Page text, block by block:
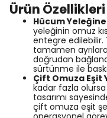
Ürün Özellikleri
Hücum
yeleğinin omuz
entegre edilebilir.
tamamen
doğrudan
sürtünme ile
Çift Omuza Eşit
kadar fazla
tasarımı
çift omuza eşit